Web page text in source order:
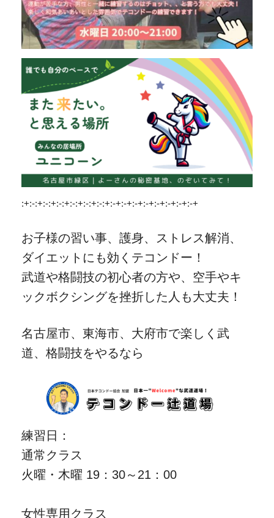
:+:-:+:-:+:-:+:-:+:-:+:-:+:-+:-+:-+:-+:-+:-+:-+:-+
お子様の習い事、護身、ストレス解消、
ダイエットにも効くテコンドー！
武道や格闘技の初心者の方や、空手やキ
ックボクシングを挫折した人も大丈夫！
名古屋市、東海市、大府市で楽しく武
道、格闘技をやるなら
練習日：
通常クラス
火曜・木曜 19：30～21：00
女性専用クラス